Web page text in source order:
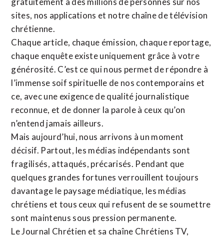
sites, nos applications et notre chaîne de télévision
chrétienne.
Chaque article, chaque émission, chaque reportage,
chaque enquête existe uniquement grâce à votre
générosité. C’est ce qui nous permet de répondre à
l’immense soif spirituelle de nos contemporains et
ce, avec une exigence de qualité journalistique
reconnue, et de donner la parole à ceux qu’on
n’entend jamais ailleurs.
Mais aujourd’hui, nous arrivons à un moment
décisif. Partout, les médias indépendants sont
fragilisés, attaqués, précarisés. Pendant que
quelques grandes fortunes verrouillent toujours
davantage le paysage médiatique, les médias
chrétiens et tous ceux qui refusent de se soumettre
sont maintenus sous pression permanente.
Le Journal Chrétien et sa chaîne Chrétiens TV,